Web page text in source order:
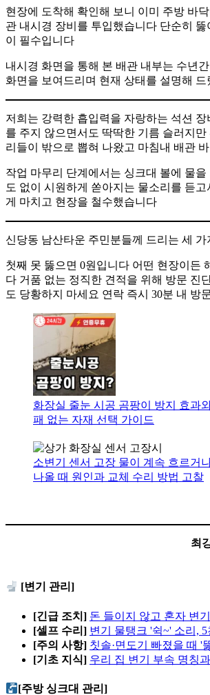
현장에 도착해 확인해 보니 이미 주방 바
관 내시경 장비를 투입했습니다 단순히
이 필수입니다
내시경 화면을 통해 본 배관 내부는 수년
화면을 보여드리며 현재 상태를 설명해
저희는 강력한 흡입력을 자랑하는 석션
를 주지 않으면서도 딱딱한 기름 슬러지
리들이 밖으로 뽑혀 나왔고 마침내 배관
작업 마무리 단계에서는 싱크대 볼에 물
도 없이 시원하게 쏟아지는 물소리를 듣
게 마치고 현장을 철수했습니다
신당동 남산타운 주민분들께 드리는 세
첫째 못 뚫으면 0원입니다 어떤 현장이든
다 거품 없는 정직한 견적을 위해 방문 진
도 당황하지 마세요 연락 즉시 30분 내 방
화장실 줄눈 시공 곰팡이 방지 효과
패 없는 자재 선택 가이드
소변기 센서 고장 물이 계속 흐르거
나올 때 원인과 교체 수리 방법 고찰
최
[변기 관리]
[긴급 조치] 돈 들이지 않고 혼자 변
[셀프 수리] 변기 물탱크 '쉭~' 소리, 5
[주의 사항] 칫솔·면도기 빠졌을 때 '
[기초 지식] 우리 집 변기 부속 명칭
[주방 싱크대 관리]